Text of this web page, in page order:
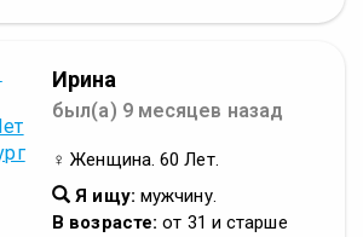
Ирина
был(а) 9 месяцев назад
♀ Женщина. 60 Лет.
Я ищу: мужчину.
В возрасте: от 31 и старше